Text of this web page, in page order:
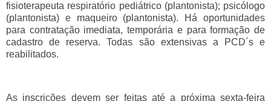
fisioterapeuta respiratório pediátrico (plantonista); psicólogo
(plantonista) e maqueiro (plantonista). Há oportunidades
para contratação imediata, temporária e para formação de
cadastro de reserva. Todas são extensivas a PCD´s e
reabilitados.
As inscrições devem ser feitas até a próxima sexta-feira